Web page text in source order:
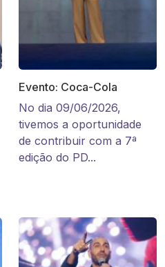
Evento: Coca-Cola
No dia 09/06/2026,
tivemos a oportunidade
de contribuir com a 7ª
edição do PD...